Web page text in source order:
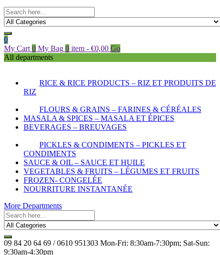
0
My Cart 0 My Bag 0 item - €0,00 Go
All departments
RICE & RICE PRODUCTS – RIZ ET PRODUITS DE
RIZ
FLOURS & GRAINS – FARINES & CÉRÉALES
MASALA & SPICES – MASALA ET ÉPICES
BEVERAGES – BREUVAGES
PICKLES & CONDIMENTS – PICKLES ET
CONDIMENTS
SAUCE & OIL – SAUCE ET HUILE
VEGETABLES & FRUITS – LÉGUMES ET FRUITS
FROZEN- CONGELÉE
NOURRITURE INSTANTANÉE
More Departments
09 84 20 64 69 / 0610 951303 Mon-Fri: 8:30am-7:30pm; Sat-Sun:
9:30am-4:30pm